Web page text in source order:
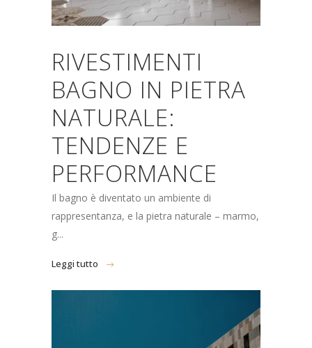
RIVESTIMENTI
BAGNO IN PIETRA
NATURALE:
TENDENZE E
PERFORMANCE
Il bagno è diventato un ambiente di
rappresentanza, e la pietra naturale – marmo,
g...
Leggi tutto